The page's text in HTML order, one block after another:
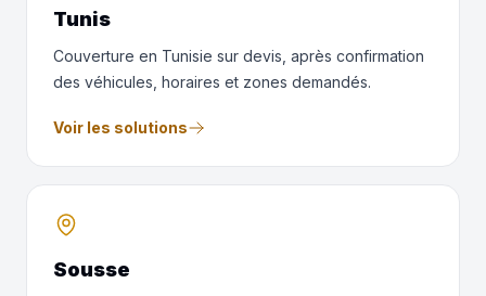
Tunis
Couverture en Tunisie sur devis, après confirmation
des véhicules, horaires et zones demandés.
Voir les solutions
Sousse